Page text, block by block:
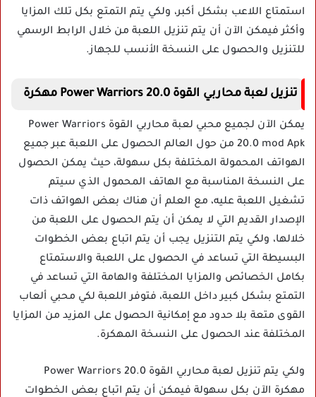
استمتاع اللاعب بشكل أكبر، ولكي يتم التمتع بكل تلك المزايا
وأكثر فيمكن الآن أن يتم تنزيل اللعبة من خلال الرابط الرسمي
للتنزيل والحصول على النسخة الأنسب للجهاز.
تنزيل لعبة محاربي القوة Power Warriors 20.0 مهكرة
يمكن الآن لجميع محبي لعبة محاربي القوة Power Warriors
20.0 mod Apk من حول العالم الحصول على اللعبة عبر جميع
الهواتف المحمولة المختلفة بكل سهولة، حيث يمكن الحصول
على النسخة المناسبة مع الهاتف المحمول الذي سيتم
تشغيل اللعبة عليه، مع العلم أن هناك بعض الهواتف ذات
الإصدار القديم التي لا يمكن أن يتم الحصول على اللعبة من
خلالها، ولكي يتم التنزيل يجب أن يتم اتباع بعض الخطوات
البسيطة التي تساعد في الحصول على اللعبة والاستمتاع
بكامل الخصائص والمزايا المختلفة والهامة التي تساعد في
التمتع بشكل كبير داخل اللعبة، فتوفر اللعبة لكي محبي ألعاب
القوى متعة بلا حدود مع إمكانية الحصول على المزيد من المزايا
المختلفة عند الحصول على النسخة المهكرة.
ولكي يتم تنزيل لعبة محاربي القوة Power Warriors 20.0
مهكرة الآن بكل سهولة فيمكن أن يتم اتباع بعض الخطوات